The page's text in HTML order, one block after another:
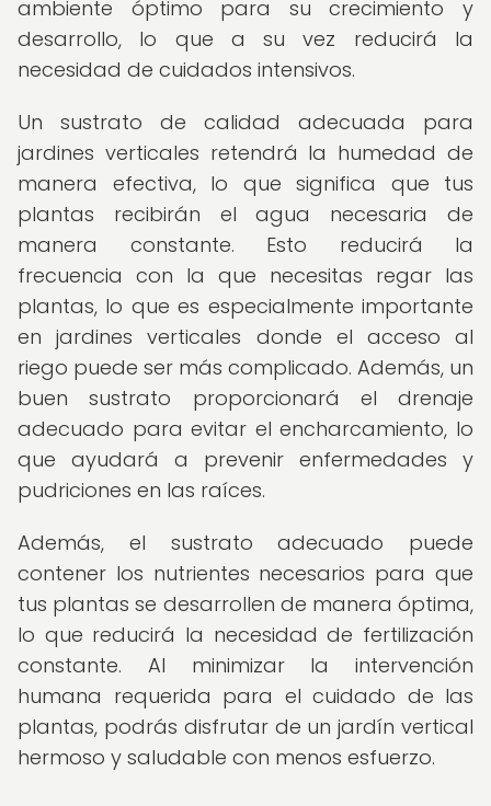
ambiente óptimo para su crecimiento y
desarrollo, lo que a su vez reducirá la
necesidad de cuidados intensivos.
Un sustrato de calidad adecuada para
jardines verticales retendrá la humedad de
manera efectiva, lo que significa que tus
plantas recibirán el agua necesaria de
manera constante. Esto reducirá la
frecuencia con la que necesitas regar las
plantas, lo que es especialmente importante
en jardines verticales donde el acceso al
riego puede ser más complicado. Además, un
buen sustrato proporcionará el drenaje
adecuado para evitar el encharcamiento, lo
que ayudará a prevenir enfermedades y
pudriciones en las raíces.
Además, el sustrato adecuado puede
contener los nutrientes necesarios para que
tus plantas se desarrollen de manera óptima,
lo que reducirá la necesidad de fertilización
constante. Al minimizar la intervención
humana requerida para el cuidado de las
plantas, podrás disfrutar de un jardín vertical
hermoso y saludable con menos esfuerzo.